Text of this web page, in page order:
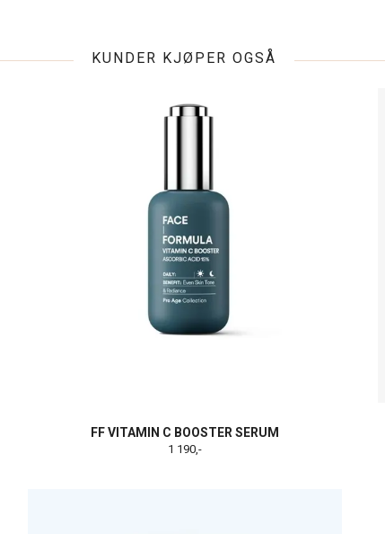
KUNDER KJØPER OGSÅ
FF VITAMIN C BOOSTER SERUM
1 190,-